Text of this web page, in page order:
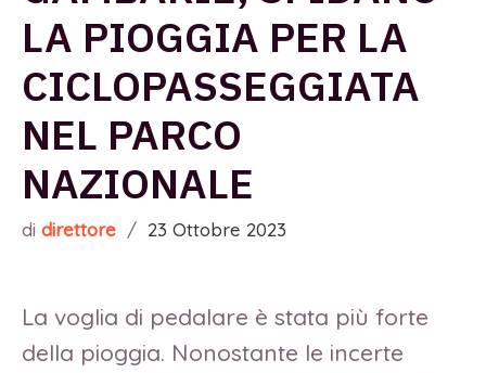
LA PIOGGIA PER LA
CICLOPASSEGGIATA
NEL PARCO
NAZIONALE
di direttore / 23 Ottobre 2023
La voglia di pedalare è stata più forte
della pioggia. Nonostante le incerte